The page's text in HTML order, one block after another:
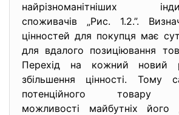
найрізноманітніших
споживачів „Рис. 1.2.”.
цінностей для покупця має
для вдалого позиціювання
Перехід на кожний
збільшення цінності. Тому
потенційного товару
можливості майбутніх його